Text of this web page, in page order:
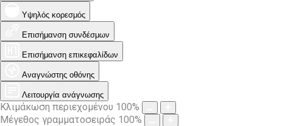
Υψηλός κορεσμός
Επισήμανση συνδέσμων
Επισήμανση επικεφαλίδων
Αναγνώστης οθόνης
Λειτουργία ανάγνωσης
Κλιμάκωση περιεχομένου 100%
Μέγεθος γραμματοσειράς 100%